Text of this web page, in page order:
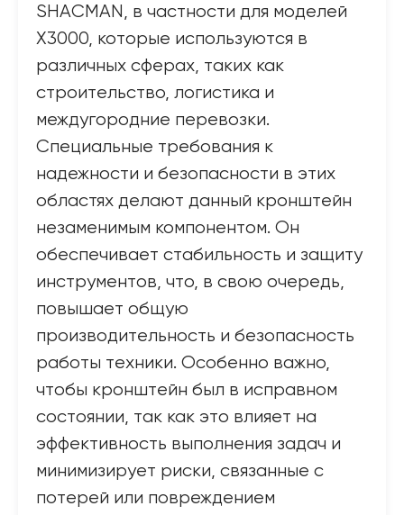
SHACMAN, в частности для моделей
X3000, которые используются в
различных сферах, таких как
строительство, логистика и
междугородние перевозки.
Специальные требования к
надежности и безопасности в этих
областях делают данный кронштейн
незаменимым компонентом. Он
обеспечивает стабильность и защиту
инструментов, что, в свою очередь,
повышает общую
производительность и безопасность
работы техники. Особенно важно,
чтобы кронштейн был в исправном
состоянии, так как это влияет на
эффективность выполнения задач и
минимизирует риски, связанные с
потерей или повреждением